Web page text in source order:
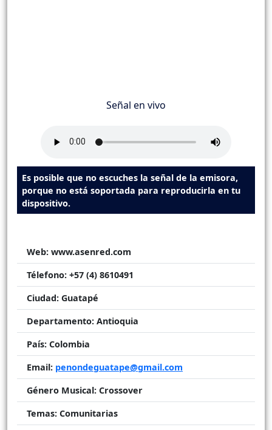
Señal en vivo
Es posible que no escuches la señal de la emisora,
porque no está soportada para reproducirla en tu
dispositivo.
Web: www.asenred.com
Télefono: +57 (4) 8610491
Ciudad: Guatapé
Departamento: Antioquia
País: Colombia
Email: penondeguatape@gmail.com
Género Musical: Crossover
Temas: Comunitarias